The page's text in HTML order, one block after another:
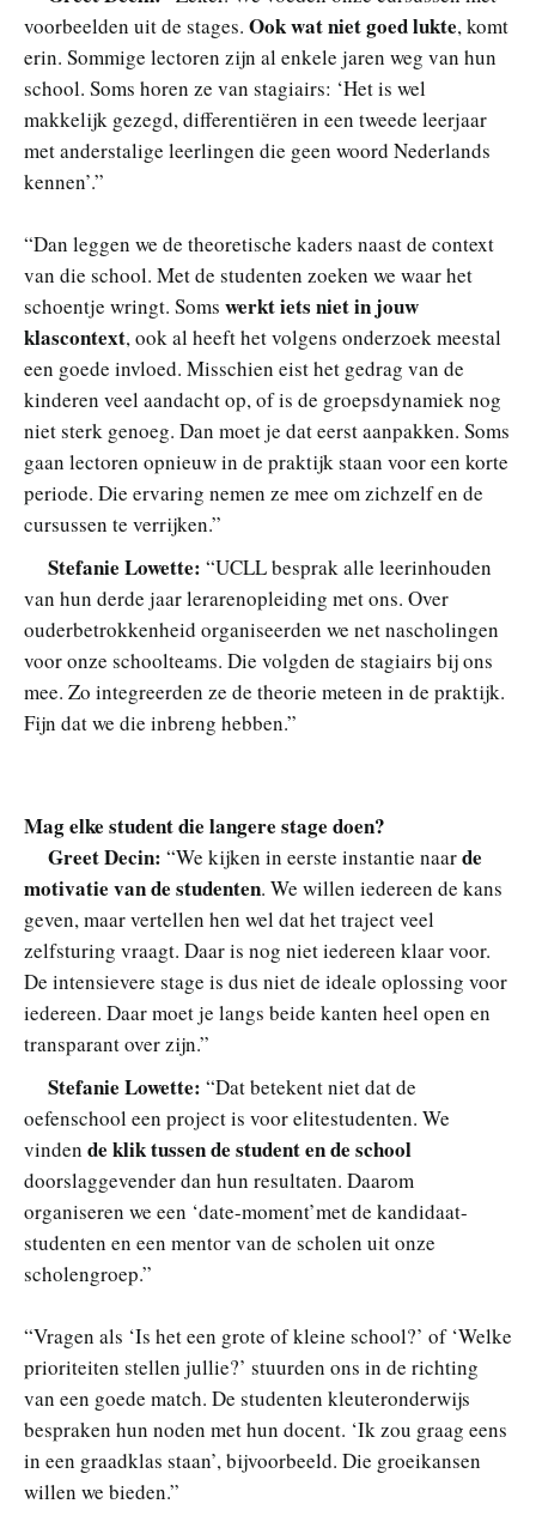
voorbeelden uit de stages. Ook wat niet goed lukte, komt
erin. Sommige lectoren zijn al enkele jaren weg van hun
school. Soms horen ze van stagiairs: ‘Het is wel
makkelijk gezegd, differentiëren in een tweede leerjaar
met anderstalige leerlingen die geen woord Nederlands
kennen’.”
“Dan leggen we de theoretische kaders naast de context
van die school. Met de studenten zoeken we waar het
schoentje wringt. Soms werkt iets niet in jouw
klascontext, ook al heeft het volgens onderzoek meestal
een goede invloed. Misschien eist het gedrag van de
kinderen veel aandacht op, of is de groepsdynamiek nog
niet sterk genoeg. Dan moet je dat eerst aanpakken. Soms
gaan lectoren opnieuw in de praktijk staan voor een korte
periode. Die ervaring nemen ze mee om zichzelf en de
cursussen te verrijken.”
Stefanie Lowette: “UCLL besprak alle leerinhouden
van hun derde jaar lerarenopleiding met ons. Over
ouderbetrokkenheid organiseerden we net nascholingen
voor onze schoolteams. Die volgden de stagiairs bij ons
mee. Zo integreerden ze de theorie meteen in de praktijk.
Fijn dat we die inbreng hebben.”
Mag elke student die langere stage doen?
Greet Decin: “We kijken in eerste instantie naarde
motivatie van de studenten. We willen iedereen de kans
geven, maar vertellen hen wel dat het traject veel
zelfsturing vraagt. Daar is nog niet iedereen klaar voor.
De intensievere stage is dus niet de ideale oplossing voor
iedereen. Daar moet je langs beide kanten heel open en
transparant over zijn.”
Stefanie Lowette: “Dat betekent niet dat de
oefenschool een project is voor elitestudenten. We
vinden de klik tussen de student en de school
doorslaggevender dan hun resultaten. Daarom
organiseren we een ‘date-moment’met de kandidaat-
studenten en een mentor van de scholen uit onze
scholengroep.”
“Vragen als ‘Is het een grote of kleine school?’ of ‘Welke
prioriteiten stellen jullie?’ stuurden ons in de richting
van een goede match. De studenten kleuteronderwijs
bespraken hun noden met hun docent. ‘Ik zou graag eens
in een graadklas staan’, bijvoorbeeld. Die groeikansen
willen we bieden.”